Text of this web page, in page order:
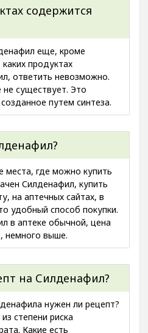
содержится
еще, кроме
продуктах
ответить невозможно.
существует. Это
путем синтеза.
места, где можно купить
Силденафил, купить
на аптечных сайтах, в
удобный способ покупки.
в аптеке обычной, цена
немного выше.
на Силденафил?
нужен ли рецепт?
степени риска
Какие есть